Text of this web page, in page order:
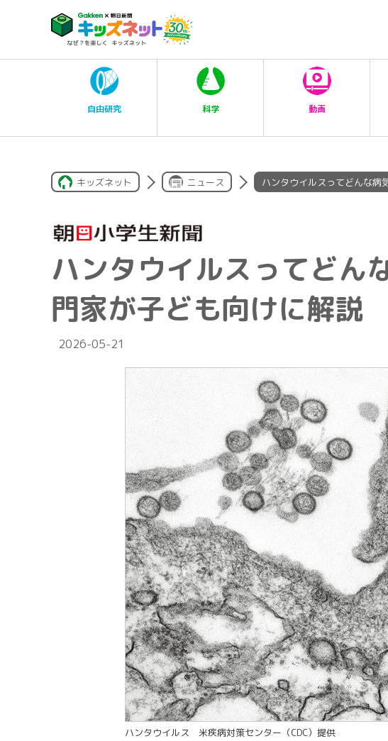
自由研究 科学 動画
キッズネット ニュース ハンタウイルスってどんな
ハンタウイルスってど
門家が子ども向けに解説
2026-05-21
ハンタウイルス 米疾病対策センター（CDC）提供